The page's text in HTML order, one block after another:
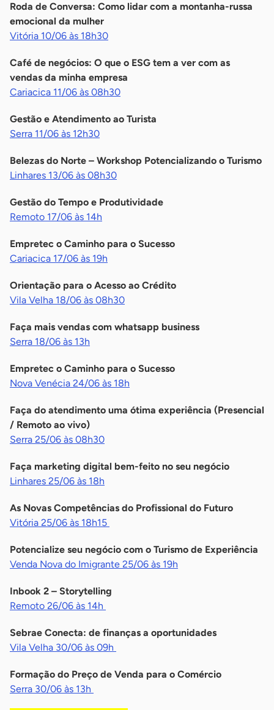
Roda de Conversa: Como lidar com a montanha-russa
emocional da mulher
Vitória 10/06 às 18h30
Café de negócios: O que o ESG tem a ver com as
vendas da minha empresa
Cariacica 11/06 às 08h30
Gestão e Atendimento ao Turista
Serra 11/06 às 12h30
Belezas do Norte – Workshop Potencializando o Turismo
Linhares 13/06 às 08h30
Gestão do Tempo e Produtividade
Remoto 17/06 às 14h
Empretec o Caminho para o Sucesso
Cariacica 17/06 às 19h
Orientação para o Acesso ao Crédito
Vila Velha 18/06 às 08h30
Faça mais vendas com whatsapp business
Serra 18/06 às 13h
Empretec o Caminho para o Sucesso
Nova Venécia 24/06 às 18h
Faça do atendimento uma ótima experiência (Presencial
/ Remoto ao vivo)
Serra 25/06 às 08h30
Faça marketing digital bem-feito no seu negócio
Linhares 25/06 às 18h
As Novas Competências do Profissional do Futuro
Vitória 25/06 às 18h15
Potencialize seu negócio com o Turismo de Experiência
Venda Nova do Imigrante 25/06 às 19h
Inbook 2 – Storytelling
Remoto 26/06 às 14h
Sebrae Conecta: de finanças a oportunidades
Vila Velha 30/06 às 09h
Formação do Preço de Venda para o Comércio
Serra 30/06 às 13h